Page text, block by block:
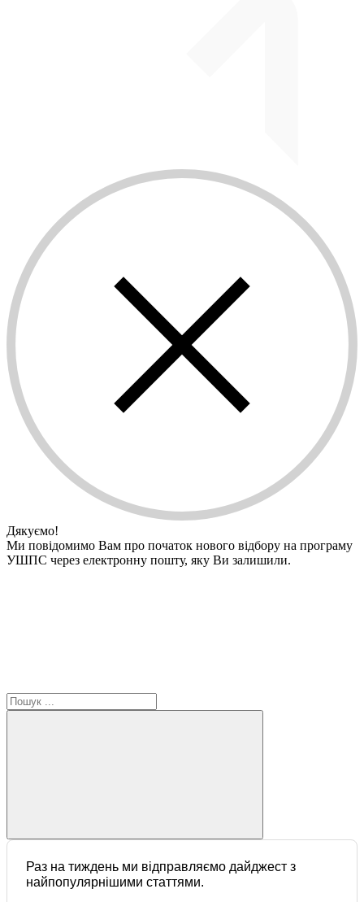
Дякуємо!
Ми повідомимо Вам про початок нового відбору на програму
УШПС через електронну пошту, яку Ви залишили.
Раз на тиждень ми відправляємо дайджест з
найпопулярнішими статтями.